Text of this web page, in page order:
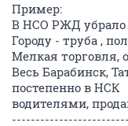
Пример:
В НСО РЖД убрало
Городу - труба ,
Мелкая торговля,
Весь Барабинск,
постепенно в НСК
водителями,